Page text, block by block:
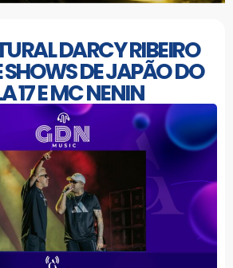
DARCY RIBEIRO
DE JAPÃO DO
17 E MC NENIN